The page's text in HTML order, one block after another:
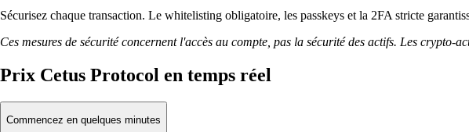
Sécurisez chaque transaction. Le whitelisting obligatoire, les passkeys et la 2FA stricte
Ces mesures de sécurité concernent l'accès au compte, pas la sécurité des actifs. Les
Prix Cetus Protocol en temps réel
Commencez en quelques minutes